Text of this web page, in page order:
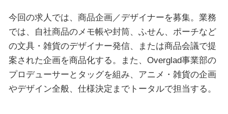
今回の求人では、商品企画／デザイナーを募集。業務
では、自社商品のメモ帳や封筒、ふせん、ポーチなど
の文具・雑貨のデザイナー発信、または商品会議で提
案された企画を商品化する。また、Overglad事業部の
プロデューサーとタッグを組み、アニメ・雑貨の企画
やデザイン全般、仕様決定までトータルで担当する。